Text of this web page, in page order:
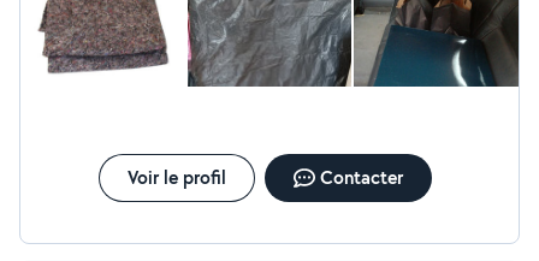
Voir le profil Contacter